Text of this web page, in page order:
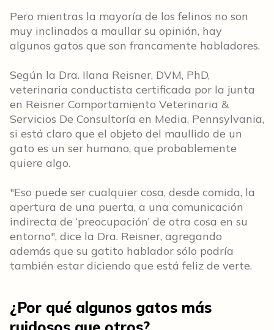
Pero mientras la mayoría de los felinos no son
muy inclinados a maullar su opinión, hay
algunos gatos que son francamente habladores.
Según la Dra. Ilana Reisner, DVM, PhD,
veterinaria conductista certificada por la junta
en Reisner Comportamiento Veterinaria &
Servicios De Consultoría en Media, Pennsylvania,
si está claro que el objeto del maullido de un
gato es un ser humano, que probablemente
quiere algo.
"Eso puede ser cualquier cosa, desde comida, la
apertura de una puerta, a una comunicación
indirecta de ‘preocupación’ de otra cosa en su
entorno", dice la Dra. Reisner, agregando
además que su gatito hablador sólo podría
también estar diciendo que está feliz de verte.
¿Por qué algunos gatos más